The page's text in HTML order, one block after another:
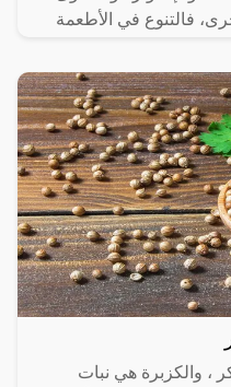
فالتنوع في الأطعمة
، والكزبرة هي نبات